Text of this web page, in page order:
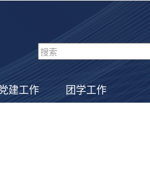
建工作 团学工作